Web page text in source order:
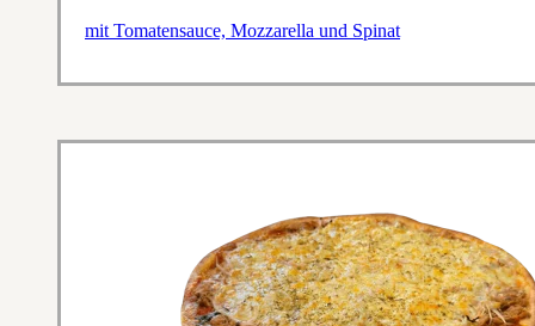
mit Tomatensauce, Mozzarella und Spinat